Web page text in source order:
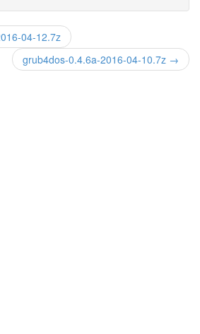
04-12.7z
grub4dos-0.4.6a-2016-04-10.7z →